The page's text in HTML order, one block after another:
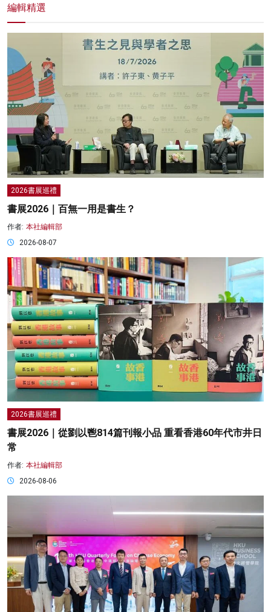
編輯精選
2026書展巡禮
書展2026｜百無一用是書生？
作者: 本社編輯部
2026-08-07
2026書展巡禮
書展2026｜從劉以鬯814篇刊報小品 重看香港60年代市井日
常
作者: 本社編輯部
2026-08-06